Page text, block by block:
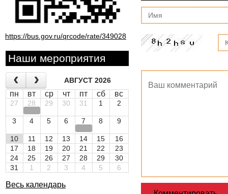
https://bus.gov.ru/qrcode/rate/349028
Наши мероприятия
АВГУСТ 2026
пн вт ср чт пт сб вс
27 28 29 30 31 1 2
3 4 5 6 7 8 9
10 11 12 13 14 15
16
17
18 19 20 21 22
23
24
25 26 27 28 29
30
31
1 2 3 4 5 6
Весь календарь